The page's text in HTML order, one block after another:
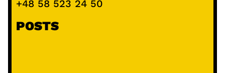
+48 58 523 24 50
POSTS